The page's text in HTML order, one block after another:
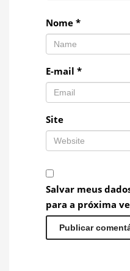
Nome *
E-mail *
Site
Salvar meus
para a próxima